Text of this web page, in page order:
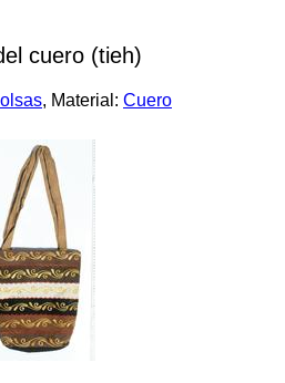
cuero (tieh)
, Material: Cuero